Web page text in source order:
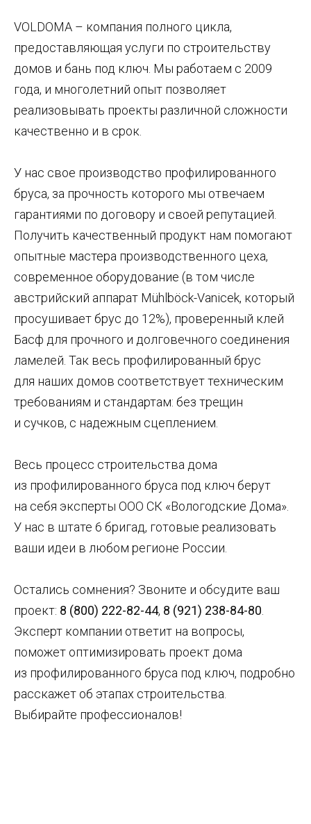
VOLDOMA – компания полного цикла,
предоставляющая услуги по строительству
домов и бань под ключ. Мы работаем с 2009
года, и многолетний опыт позволяет
реализовывать проекты различной сложности
качественно и в срок.
У нас свое производство профилированного
бруса, за прочность которого мы отвечаем
гарантиями по договору и своей репутацией.
Получить качественный продукт нам помогают
опытные мастера производственного цеха,
современное оборудование (в том числе
австрийский аппарат Mühlböck-Vanicek, который
просушивает брус до 12%), проверенный клей
Басф для прочного и долговечного соединения
ламелей. Так весь профилированный брус
для наших домов соответствует техническим
требованиям и стандартам: без трещин
и сучков, с надежным сцеплением.
Весь процесс строительства дома
из профилированного бруса под ключ берут
на себя эксперты ООО СК «Вологодские Дома».
У нас в штате 6 бригад, готовые реализовать
ваши идеи в любом регионе России.
Остались сомнения? Звоните и обсудите ваш
проект: 8 (800) 222-82-44, 8 (921) 238-84-80
Эксперт компании ответит на вопросы,
поможет оптимизировать проект дома
из профилированного бруса под ключ, подробно
расскажет об этапах строительства.
Выбирайте профессионалов!